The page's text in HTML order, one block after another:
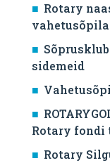
Rotary
sidemeid
Rotary fondi
Rotary